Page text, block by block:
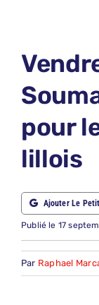
ABONNEMENTS
NOUS CONTACTER
NOUS SUIVRE
Rechercher:
pour
lillois
Ajouter Le
Publié le 17
Par Raphael